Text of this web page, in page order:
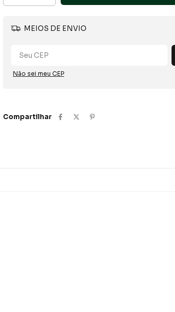
MEIOS DE ENVIO
Não sei meu CEP
Compartilhar